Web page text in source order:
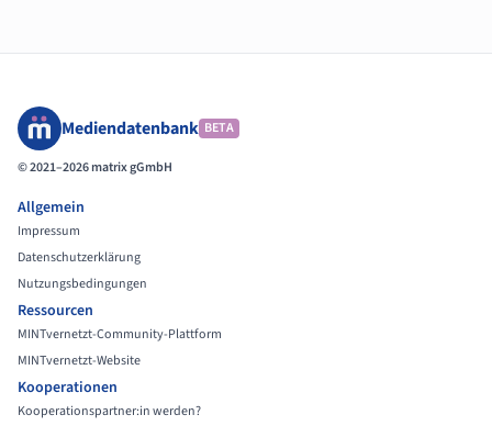
Mediendatenbank BETA
© 2021–2026 matrix gGmbH
Allgemein
Impressum
Datenschutzerklärung
Nutzungsbedingungen
Ressourcen
MINTvernetzt-Community-Plattform
MINTvernetzt-Website
Kooperationen
Kooperationspartner:in werden?